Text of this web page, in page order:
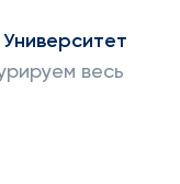
Университет
весь